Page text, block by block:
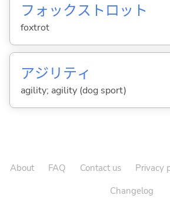
フォックストロット
foxtrot
アジリティ
agility; agility (dog sport)
About FAQ Contact us Privacy
Changelog